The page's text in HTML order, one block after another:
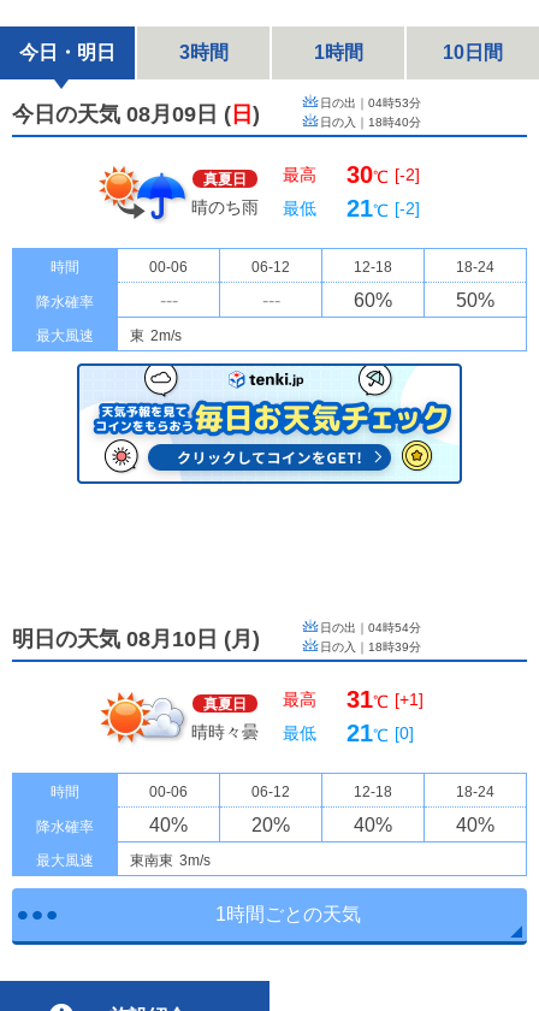
今日・明日 3時間 1時間 10日間
今日の天気 08月09日 ( 日 ) 日の出｜ 04時53分
日の入｜ 18時40分
真夏日
晴のち雨
最高 30℃ [-2]
最低
21℃ [-2]
時間 00-06 06-12 12-18 18-24
降水確率 --- --- 60% 50%
最大風速 東 2m/s
明日の天気 08月10日 (月 ) 日の出｜ 04時54分
日の入｜ 18時39分
真夏日
晴時々曇
最高 31℃ [+1]
最低
21℃ [0]
時間 00-06 06-12 12-18 18-24
降水確率 40% 20% 40% 40%
最大風速 東南東 3m/s
1時間ごとの天気